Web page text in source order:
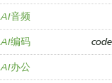
AI音频
AI编码
AI办公